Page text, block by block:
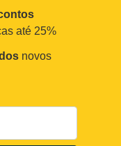
até 25%
novos